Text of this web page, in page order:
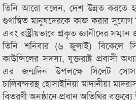
তিনি আরো বলেন, দেশ উন্নত করতে
গুণান্বিত মানুষদেরকে কাজ করার সুযোগ
এবং রাষ্ট্রীয়ভাবে প্রকৃত জ্ঞানীদের সম্মান
তিনি শনিবার (৬ জুলাই) বিকেলে
কাউন্সিলের সদস্য, যুক্তরাষ্ট্র প্রবাসী
এর জন্মদিন উপলক্ষে সিলেট
চালিবন্দরস্থ হোসাইনিয়া মাদানীয়া
বিতরণী অনুষ্ঠানে প্রধান অতিথির